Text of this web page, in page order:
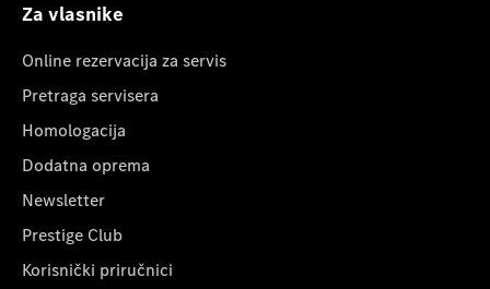
Za vlasnike
Online rezervacija za servis
Pretraga servisera
Homologacija
Dodatna oprema
Newsletter
Prestige Club
Korisnički priručnici